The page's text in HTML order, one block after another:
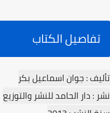
تفاصيل الكتاب
تأليف : جوان اسماعيل بكر
نشر : دار الحامد للنشر والتوزيع